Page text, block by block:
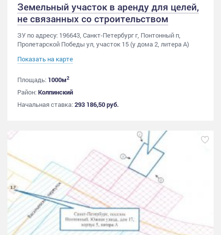
Земельный участок в аренду для целей,
не связанных со строительством
ЗУ по адресу: 196643, Санкт-Петербург г, Понтонный п,
Пролетарской Победы ул, участок 15 (у дома 2, литера А)
Показать на карте
Площадь: 1000м2
Район:Колпинский
Начальная ставка:293 186,50 руб.